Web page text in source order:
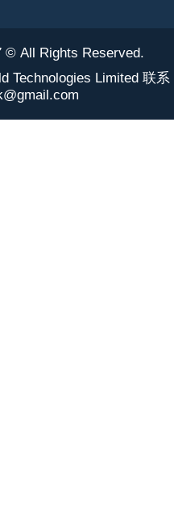
© All Rights Reserved.
Technologies Limited 联系